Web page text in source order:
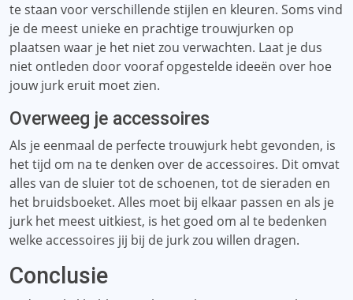
te staan ​​voor verschillende stijlen en kleuren. Soms vind
je de meest unieke en prachtige trouwjurken op
plaatsen waar je het niet zou verwachten. Laat je dus
niet ontleden door vooraf opgestelde ideeën over hoe
jouw jurk eruit moet zien.
Overweeg je accessoires
Als je eenmaal de perfecte trouwjurk hebt gevonden, is
het tijd om na te denken over de accessoires. Dit omvat
alles van de sluier tot de schoenen, tot de sieraden en
het bruidsboeket. Alles moet bij elkaar passen en als je
jurk het meest uitkiest, is het goed om al te bedenken
welke accessoires jij bij de jurk zou willen dragen.
Conclusie